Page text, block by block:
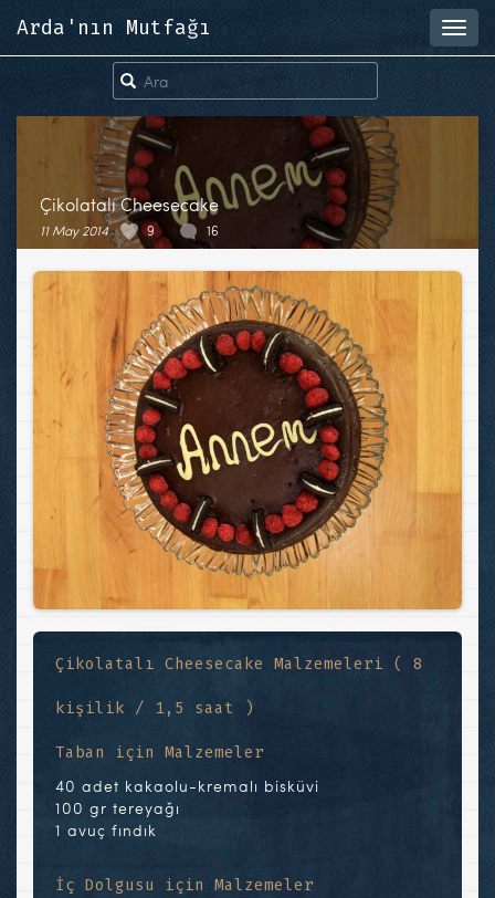
Arda'nın Mutfağı
Çikolatalı Cheesecake
11 May 2014 9 16
Çikolatalı Cheesecake Malzemeleri ( 8
kişilik / 1,5 saat )
Taban için Malzemeler
40 adet kakaolu-kremalı bisküvi
100 gr tereyağı
1 avuç fındık
İç Dolgusu için Malzemeler